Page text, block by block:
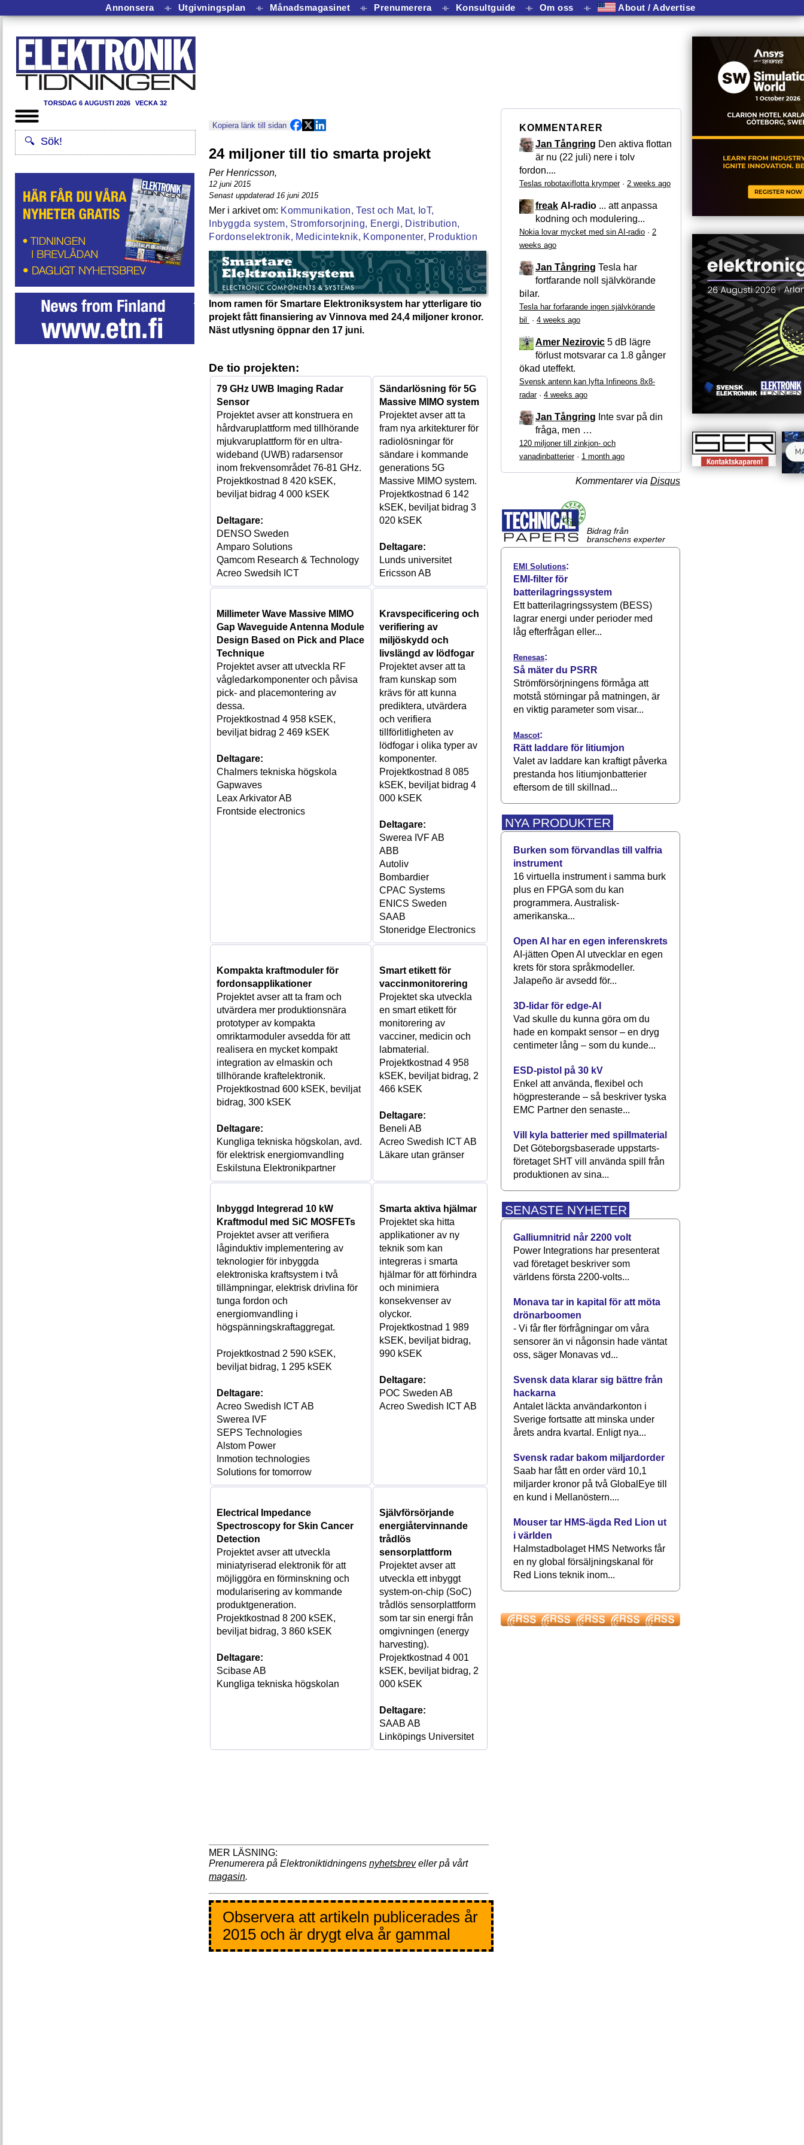
Annonsera ⟛ Utgivningsplan ⟛ Månadsmagasinet ⟛ Prenumerera ⟛ Konsultguide ⟛ Om oss ⟛ About / Advertise
TORSDAG 6 AUGUSTI 2026 VECKA 32
Kopiera länk till sidan
24 miljoner till tio smarta projekt
Per Henricsson,
12 juni 2015
Senast uppdaterad 16 juni 2015
Kommunikation, Test och Mat, IoT,
Inbyggda system, Stromforsorjning, Energi, Distribution,
Fordonselektronik, Medicinteknik, Komponenter, Produktion
Inom ramen för Smartare Elektroniksystem har ytterligare tio
projekt fått finansiering av Vinnova med 24,4 miljoner kronor.
Näst utlysning öppnar den 17 juni.
De tio projekten:
79 GHz UWB Imaging Radar
Sensor
Projektet avser att konstruera en
hårdvaruplattform med tillhörande
mjukvaruplattform för en ultra-
wideband (UWB) radarsensor
inom frekvensområdet 76-81 GHz.
Projektkostnad 8 420 kSEK,
beviljat bidrag 4 000 kSEK
Deltagare:
DENSO Sweden
Amparo Solutions
Qamcom Research & Technology
Acreo Swedsih ICT
Sändarlösning för 5G
Massive MIMO system
Projektet avser att ta
fram nya arkitekturer för
radiolösningar för
sändare i kommande
generations 5G
Massive MIMO system.
Projektkostnad 6 142
kSEK, beviljat bidrag 3
020 kSEK
Deltagare:
Lunds universitet
Ericsson AB
Millimeter Wave Massive MIMO
Gap Waveguide Antenna Module
Design Based on Pick and Place
Technique
Projektet avser att utveckla RF
vågledarkomponenter och påvisa
pick- and placemontering av
dessa.
Projektkostnad 4 958 kSEK,
beviljat bidrag 2 469 kSEK
Deltagare:
Chalmers tekniska högskola
Gapwaves
Leax Arkivator AB
Frontside electronics
Kravspecificering och
verifiering av
miljöskydd och
livslängd av lödfogar
Projektet avser att ta
fram kunskap som
krävs för att kunna
prediktera, utvärdera
och verifiera
tillförlitligheten av
lödfogar i olika typer av
komponenter.
Projektkostnad 8 085
kSEK, beviljat bidrag 4
000 kSEK
Deltagare:
Swerea IVF AB
ABB
Autoliv
Bombardier
CPAC Systems
ENICS Sweden
SAAB
Stoneridge Electronics
Kompakta kraftmoduler för
fordonsapplikationer
Projektet avser att ta fram och
utvärdera mer produktionsnära
prototyper av kompakta
omriktarmoduler avsedda för att
realisera en mycket kompakt
integration av elmaskin och
tillhörande kraftelektronik.
Projektkostnad 600 kSEK, beviljat
bidrag, 300 kSEK
Deltagare:
Kungliga tekniska högskolan, avd.
för elektrisk energiomvandling
Eskilstuna Elektronikpartner
Smart etikett för
vaccinmonitorering
Projektet ska utveckla
en smart etikett för
monitorering av
vacciner, medicin och
labmaterial.
Projektkostnad 4 958
kSEK, beviljat bidrag, 2
466 kSEK
Deltagare:
Beneli AB
Acreo Swedish ICT AB
Läkare utan gränser
Inbyggd Integrerad 10 kW
Kraftmodul med SiC MOSFETs
Projektet avser att verifiera
låginduktiv implementering av
teknologier för inbyggda
elektroniska kraftsystem i två
tillämpningar, elektrisk drivlina för
tunga fordon och
energiomvandling i
högspänningskraftaggregat.
Projektkostnad 2 590 kSEK,
beviljat bidrag, 1 295 kSEK
Deltagare:
Acreo Swedish ICT AB
Swerea IVF
SEPS Technologies
Alstom Power
Inmotion technologies
Solutions for tomorrow
Smarta aktiva hjälmar
Projektet ska hitta
applikationer av ny
teknik som kan
integreras i smarta
hjälmar för att förhindra
och minimiera
konsekvenser av
olyckor.
Projektkostnad 1 989
kSEK, beviljat bidrag,
990 kSEK
Deltagare:
POC Sweden AB
Acreo Swedish ICT AB
Electrical Impedance
Spectroscopy for Skin Cancer
Detection
Projektet avser att utveckla
miniatyriserad elektronik för att
möjliggöra en förminskning och
modularisering av kommande
produktgeneration.
Projektkostnad 8 200 kSEK,
beviljat bidrag, 3 860 kSEK
Deltagare:
Scibase AB
Kungliga tekniska högskolan
Självförsörjande
energiåtervinnande
trådlös
sensorplattform
Projektet avser att
utveckla ett inbyggt
system-on-chip (SoC)
trådlös sensorplattform
som tar sin energi från
omgivningen (energy
harvesting).
Projektkostnad 4 001
kSEK, beviljat bidrag, 2
000 kSEK
Deltagare:
SAAB AB
Linköpings Universitet
Prenumerera på Elektroniktidningens nyhetsbreveller på vårt
magasin.
Observera att artikeln publicerades år
2015 och är drygt elva år gammal
KOMMENTARER
Jan Tångring Den aktiva flottan
är nu (22 juli) nere i tolv
fordon....
Teslas robotaxiflotta krymper· 2 weeks ago
freak AI-radio ... att anpassa
kodning och modulering...
Nokia lovar mycket med sin AI-radio · 2
weeks ago
Jan Tångring Tesla har
fortfarande noll självkörande
bilar.
Tesla har forfarande ingen självkörande
bil
· 4 weeks ago
Amer Nezirovic 5 dB lägre
förlust motsvarar ca 1.8 gånger
ökad uteffekt.
Svensk antenn kan lyfta Infineons 8x8-
radar· 4 weeks ago
Jan Tångring Inte svar på din
fråga, men …
120 miljoner till zinkjon- och
vanadinbatterier· 1 month ago
Kommentarer via Disqus
Bidrag från
branschens experter
EMI Solutions:
EMI-filter för
batterilagringssystem
Ett batterilagringssystem (BESS)
lagrar energi under perioder med
låg efterfrågan eller...
Renesas:
Så mäter du PSRR
Strömförsörjningens förmåga att
motstå störningar på matningen, är
en viktig parameter som visar...
Mascot:
Rätt laddare för litiumjon
Valet av laddare kan kraftigt påverka
prestanda hos litiumjonbatterier
eftersom de till skillnad...
NYA PRODUKTER
Burken som förvandlas till valfria
instrument
16 virtuella instrument i samma burk
plus en FPGA som du kan
programmera. Australisk-
amerikanska...
Open AI har en egen inferenskrets
AI-jätten Open AI utvecklar en egen
krets för stora språkmodeller.
Jalapeño är avsedd för...
3D-lidar för edge-AI
Vad skulle du kunna göra om du
hade en kompakt sensor – en dryg
centimeter lång – som du kunde...
ESD-pistol på 30 kV
Enkel att använda, flexibel och
högpresterande – så beskriver tyska
EMC Partner den senaste...
Vill kyla batterier med spillmaterial
Det Göteborgsbaserade upp­starts­
företaget SHT vill använda spill från
produktionen av sina...
SENASTE NYHETER
Galliumnitrid når 2200 volt
Power Integrations har presenterat
vad företaget beskriver som
världens första 2200-volts...
Monava tar in kapital för att möta
drönarboomen
- Vi får fler förfrågningar om våra
sensorer än vi någonsin hade väntat
oss, säger Monavas vd...
Svensk data klarar sig bättre från
hackarna
Antalet läckta användarkonton i
Sverige fortsatte att minska under
årets andra kvartal. Enligt nya...
Svensk radar bakom miljardorder
Saab har fått en order värd 10,1
miljarder kronor på två GlobalEye till
en kund i Mellanöstern....
Mouser tar HMS-ägda Red Lion ut
i världen
Halmstadbolaget HMS Networks får
en ny global försäljningskanal för
Red Lions teknik inom...